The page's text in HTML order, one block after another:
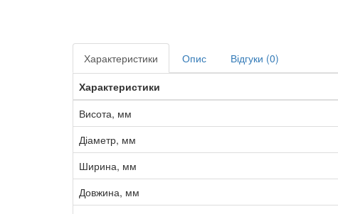
Характеристики
Опис
Відгуки (0)
Характеристики
Висота, мм
Діаметр, мм
Ширина, мм
Довжина, мм